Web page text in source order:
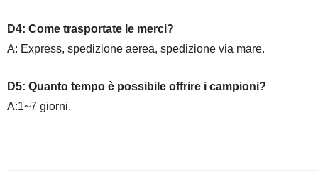
D4: Come trasportate le merci?
A: Express, spedizione aerea, spedizione via mare.
D5: Quanto tempo è possibile offrire i campioni?
A:1~7 giorni.